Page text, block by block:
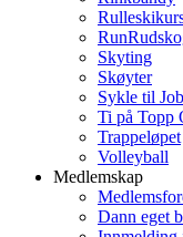
Skyting
Skøyter
Sykle til
Ti på Topp
Trappeløpet
Volleyball
Medlemskap
Dann eget